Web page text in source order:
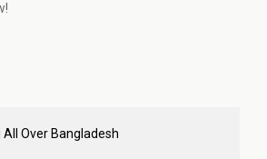
All Over Bangladesh